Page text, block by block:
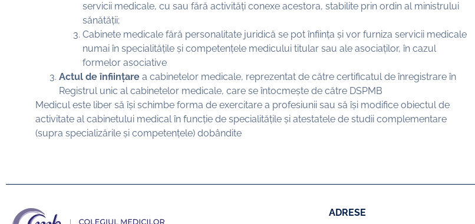
servicii medicale, cu sau fără activități conexe acestora, stabilite prin ordin al ministrului
sănătății;
Cabinete medicale fără personalitate juridică se pot înființa și vor furniza servicii medicale
numai în specialitățile și competențele medicului titular sau ale asociaților, în cazul
formelor asociative
Actul de înființare a cabinetelor medicale, reprezentat de către certificatul de înregistrare în
Registrul unic al cabinetelor medicale, care se întocmește de către DSPMB
Medicul este liber să își schimbe forma de exercitare a profesiunii sau să își modifice obiectul de
activitate al cabinetului medical în funcție de specialitățile și atestatele de studii complementare
(supra specializările și competențele) dobândite
ADRESE